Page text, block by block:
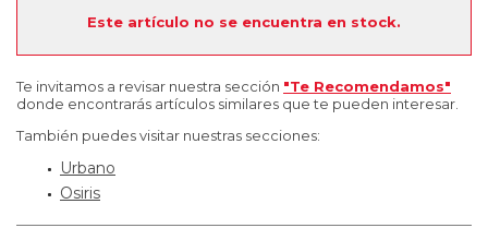
Este artículo no se encuentra en stock.
Te invitamos a revisar nuestra sección "Te Recomendamos"
donde encontrarás artículos similares que te pueden interesar.
También puedes visitar nuestras secciones:
Urbano
Osiris